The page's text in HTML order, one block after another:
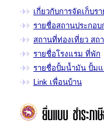
เกี่ยวกับการจัดเก็บร
รายชื่อสถานประกอบ
สถานที่ท่องเที่ยว ส
รายชื่อโรงแรม ที่พัก
รายชื่อปั้มน้ำมัน ปั้ม
Link เพื่อนบ้าน